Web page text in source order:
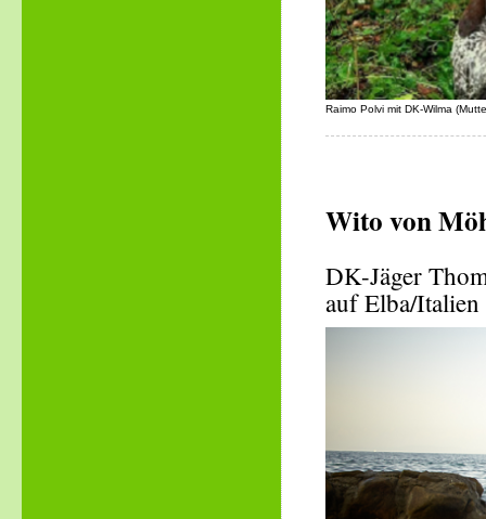
Raimo Polvi mit DK-Wilma
Wito von
DK-Jäger
auf Elba/Italien